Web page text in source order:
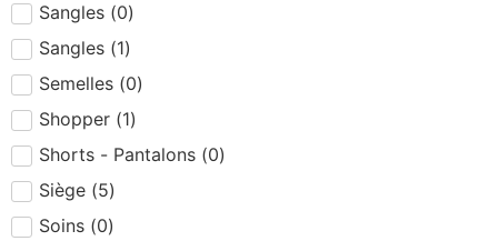
Sangles (0)
Sangles (1)
Semelles (0)
Shopper (1)
Shorts - Pantalons (0)
Siège (5)
Soins (0)